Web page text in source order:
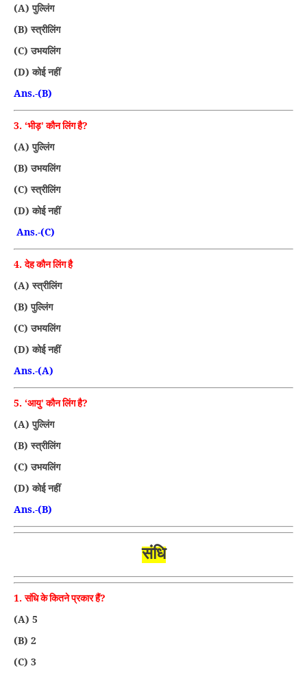
(A)पुल्लिंग
(B)स्त्रीलिंग
(C)उभयलिंग
(D)कोई नहीं
Ans.-(B)
3. ‘भीड़’ कौन लिंग है?
(A)पुल्लिंग
(B)उभयलिंग
(C)स्त्रीलिंग
(D)कोई नहीं
Ans.-(C)
4.देह कौन लिंग है
(A)स्त्रीलिंग
(B)पुल्लिंग
(C)उभयलिंग
(D)कोई नहीं
Ans.-(A)
5. ‘आयु’ कौन लिंग है?
(A)पुल्लिंग
(B)स्त्रीलिंग
(C)उभयलिंग
(D)कोई नहीं
Ans.-(B)
संधि
1.संधि के कितने प्रकार हैं?
(A) 5
(B) 2
(C) 3